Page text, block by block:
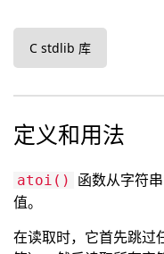
C stdlib 库
定义和用法
atoi()
函数从字符
值。
在读取时，它首先跳过